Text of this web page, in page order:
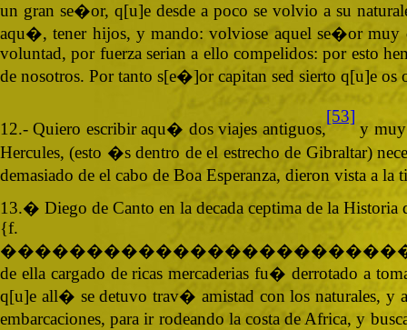
un gran se�or, q[u]e desde a poco se volvio a su
aqu�, tener hijos, y mando: volviose aquel se�or muy
voluntad, por fuerza serian a ello compelidos: por esto
de nosotros. Por tanto s[e�]or capitan sed sierto q[u]e
12.- Quiero escribir aqu� dos viajes antiguos,
[53]
y muy
Hercules, (esto �s dentro de el estrecho de Gibraltar)
demasiado de el cabo de Boa Esperanza, dieron vista a
13.� Diego de Canto en la decada ceptima de la
de ella cargado de ricas mercaderias fu� derrotado a
q[u]e all� se detuvo trav� amistad con los naturales, y
embarcaciones, para ir rodeando la costa de Africa, y